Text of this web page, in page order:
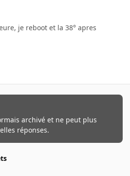
je reboot et la 38° apres
archivé et ne peut plus
réponses.